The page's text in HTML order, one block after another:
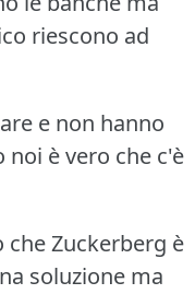
riescono ad
e non hanno
è vero che c'è
Zuckerberg è
soluzione ma